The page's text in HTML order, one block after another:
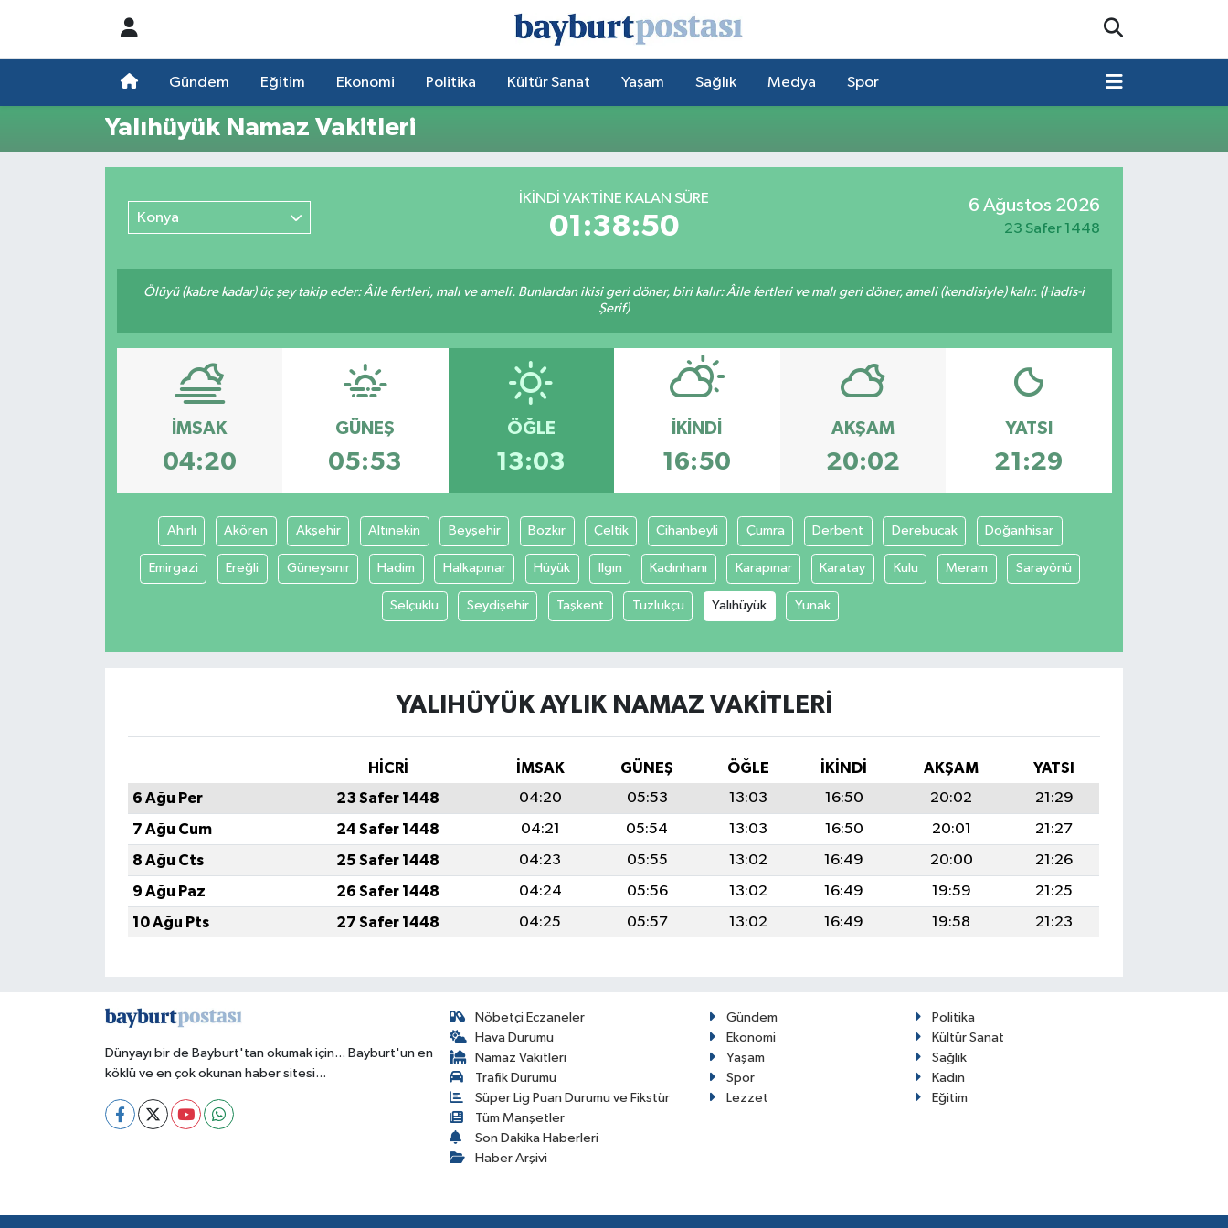
Gündem Eğitim Ekonomi Politika Kültür Sanat Yaşam Sağlık Medya Spor
Yalıhüyük Namaz Vakitleri
Konya
İKINDI VAKTİNE KALAN SÜRE
01:38:50
6 Ağustos 2026
23 Safer 1448
Ölüyü (kabre kadar) üç şey takip eder: Âile fertleri, malı ve ameli. Bunlardan ikisi geri döner, biri kalır: Âile fertleri ve malı geri döner, ameli (kendisiyle) kalır. (Hadis-i
Şerif)
İMSAK
04:20
GÜNEŞ
05:53
ÖĞLE
13:03
İKINDI
16:50
AKŞAM
20:02
YATSI
21:29
Ahırlı Akören Akşehir Altınekin Beyşehir Bozkır Çeltik Cihanbeyli Çumra Derbent Derebucak Doğanhisar
Emirgazi Ereğli Güneysınır Hadim Halkapınar Hüyük Ilgın Kadınhanı Karapınar Karatay Kulu Meram Sarayönü
Selçuklu Seydişehir Taşkent Tuzlukçu Yalıhüyük Yunak
YALIHÜYÜK AYLIK NAMAZ VAKITLERI
HİCRİ İMSAK GÜNEŞ ÖĞLE İKINDI AKŞAM
YATSI
6 Ağu Per
23 Safer 1448 04:20 05:53 13:03 16:50 20:02
21:29
7 Ağu Cum
24 Safer 1448 04:21 05:54 13:03 16:50 20:01
21:27
8 Ağu Cts
25 Safer 1448 04:23 05:55 13:02 16:49 20:00
21:26
9 Ağu Paz
26 Safer 1448 04:24 05:56 13:02 16:49 19:59
21:25
10 Ağu Pts
27 Safer 1448 04:25 05:57 13:02 16:49 19:58 21:23
Dünyayı bir de Bayburt'tan okumak için... Bayburt'un en
köklü ve en çok okunan haber sitesi...
Nöbetçi Eczaneler
Hava Durumu
Namaz Vakitleri
Trafik Durumu
Süper Lig Puan Durumu ve Fikstür
Tüm Manşetler
Son Dakika Haberleri
Haber Arşivi
Gündem
Politika
Ekonomi
Kültür Sanat
Yaşam
Sağlık
Spor
Kadın
Lezzet
Eğitim
Hava Durumu
Trafik Durumu
Tüm Manşetler
Son Dakika Haberleri